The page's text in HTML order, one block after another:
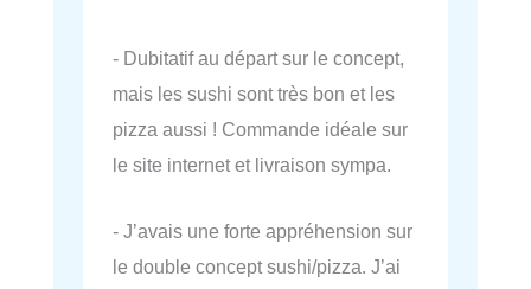
- Dubitatif au départ sur le concept,
mais les sushi sont très bon et les
pizza aussi ! Commande idéale sur
le site internet et livraison sympa.
- J’avais une forte appréhension sur
le double concept sushi/pizza. J’ai